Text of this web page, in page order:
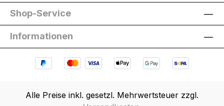
Shop-Service
Informationen
Alle Preise inkl. gesetzl. Mehrwertsteuer zzgl.